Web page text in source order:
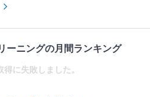
ーニングの月間ランキング
得に失敗しました。